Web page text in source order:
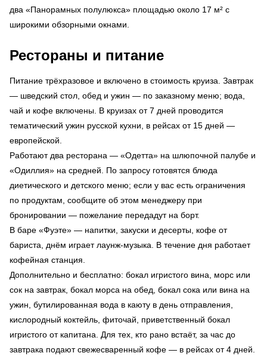
два «Панорамных полулюкса» площадью около 17 м² с
широкими обзорными окнами.
Рестораны и питание
Питание трёхразовое и включено в стоимость круиза. Завтрак
— шведский стол, обед и ужин — по заказному меню; вода,
чай и кофе включены. В круизах от 7 дней проводится
тематический ужин русской кухни, в рейсах от 15 дней —
европейской.
Работают два ресторана — «Одетта» на шлюпочной палубе и
«Одиллия» на средней. По запросу готовятся блюда
диетического и детского меню; если у вас есть ограничения
по продуктам, сообщите об этом менеджеру при
бронировании — пожелание передадут на борт.
В баре «Фуэте» — напитки, закуски и десерты, кофе от
бариста, днём играет лаунж-музыка. В течение дня работает
кофейная станция.
Дополнительно и бесплатно: бокал игристого вина, морс или
сок на завтрак, бокал морса на обед, бокал сока или вина на
ужин, бутилированная вода в каюту в день отправления,
кислородный коктейль, фиточай, приветственный бокал
игристого от капитана. Для тех, кто рано встаёт, за час до
завтрака подают свежесваренный кофе — в рейсах от 4 дней.